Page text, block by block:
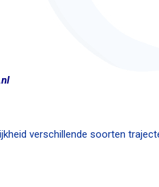
verschillende soorten